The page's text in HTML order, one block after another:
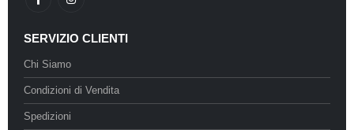
SERVIZIO CLIENTI
Chi Siamo
Condizioni di Vendita
Spedizioni